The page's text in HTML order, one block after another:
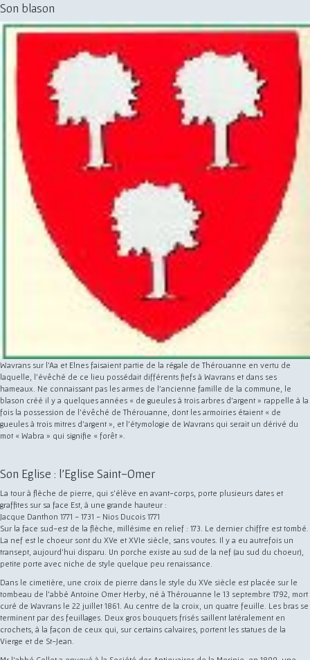
Son blason
Wavrans sur l'Aa et Elnes faisaient partie de la régale de Thérouanne en vertu de
laquelle, l'évêché de ce lieu possédait différents fiefs à Wavrans et dans ses
hameaux. Ne connaissant pas les armes de l'ancienne famille de la commune, le
blason créé il y a quelques années « de gueules à trois arbres d'argent » rappelle à la
fois la possession de l'évêché de Thérouanne, dont les armoiries étaient « de
gueules à trois mitres d'argent », et l'étymologie de Wavrans qui serait un dérivé du
mot « Wabra » qui signifie « forêt ».
Son Eglise : l'Eglise Saint-Omer
La tour à flèche de pierre, qui s'élève en avant-corps, porte plusieurs dates et
graffites sur sa face Est, à une grande hauteur :
Jacque Danthon 1771 - 1731 - Nios Ducois 1771
Sur la face sud-est de la flèche, millésime en relief : 173. Le dernier chiffre est tombé.
La nef est le choeur sont du XVe et XVIe siècle, sans voutes. Il y a eu autrefois un
transept, aujourd'hui disparu. Un porche existe au sud de la nef (au sud du choeur),
petite porte avec niche de style quelque peu renaissance.
Dans le cimetière, une croix de pierre dans le style du XVe siècle est placée sur le
tombeau de l'abbé Antoine Omer Herby, né à Thérouanne le 13 septembre 1792, mort
curé de Wavrans le 22 juillet 1861. Au centre de la croix, un quatre feuille. Les bras se
terminent par des feuillages. Deux gros bouquets frisés saillent latéralement en
crochets, à la façon de ceux qui, sur certains calvaires, portent les statues de la
Vierge et de St-Jean.